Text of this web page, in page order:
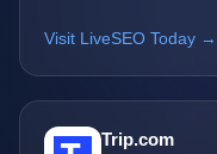
Visit LiveSEO Today →
Trip.com